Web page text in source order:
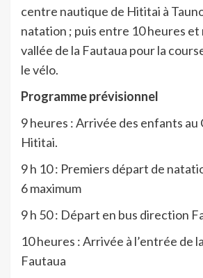
centre nautique de Hititai à
natation ; puis entre 10 heures et
vallée de la Fautaua pour la
le vélo.
Programme prévisionnel
9heures : Arrivée des enfants
Hititai.
9h 10: Premiers départ de
6 maximum
9 h 50 : Départ en bus direction
10 heures : Arrivée à l’entrée de
Fautaua